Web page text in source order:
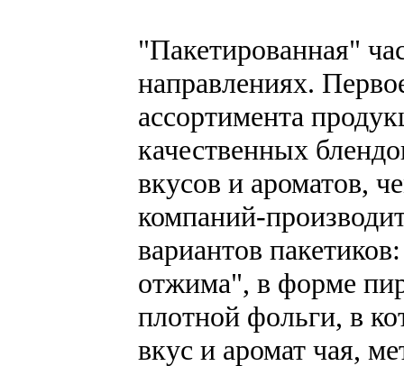
"Пакетированная"
направлениях.
ассортимента
качественных
вкусов и ароматов,
компаний-
вариантов
отжима", в форме
плотной фольги, в
вкус и аромат чая,